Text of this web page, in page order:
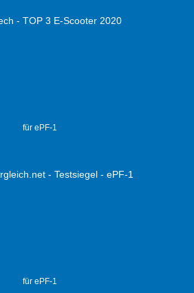
für ePF-1
für ePF-1